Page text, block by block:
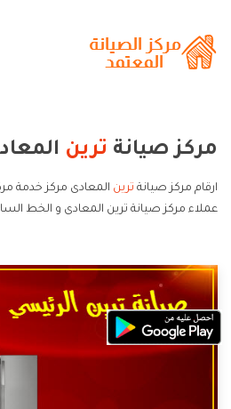
مركز صيانة ترين
ارقام مركز صيانة ترين المعادى مركز خدمة
عملاء مركز صيانة ترين المعادى و الخط